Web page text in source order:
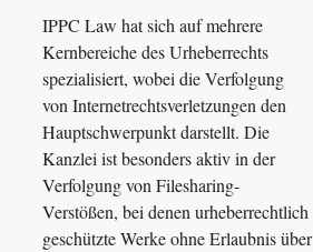
IPPC Law hat sich auf mehrere
Kernbereiche des Urheberrechts
spezialisiert, wobei die Verfolgung
von Internetrechtsverletzungen den
Hauptschwerpunkt darstellt. Die
Kanzlei ist besonders aktiv in der
Verfolgung von Filesharing-
Verstößen, bei denen urheberrechtlich
geschützte Werke ohne Erlaubnis über